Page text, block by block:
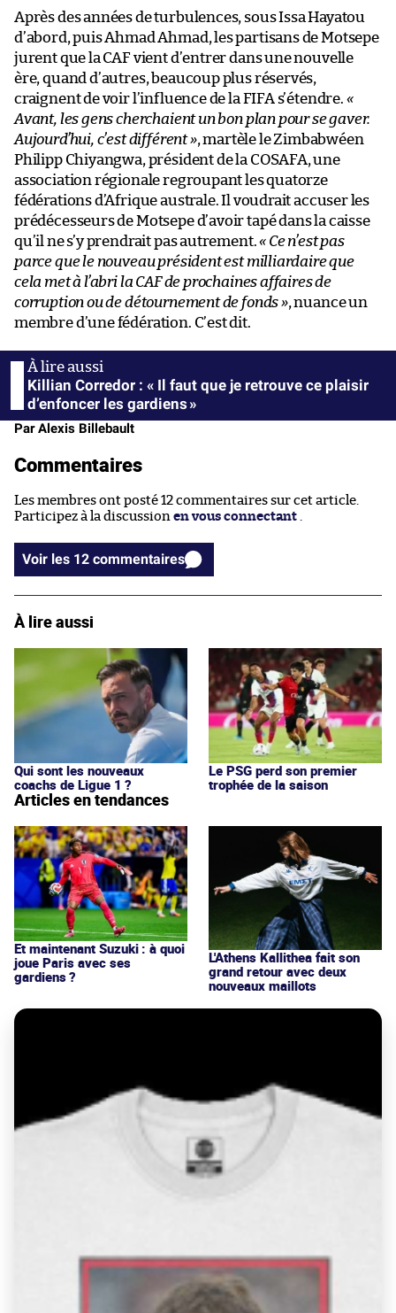
Après des années de turbulences, sous Issa Hayatou
d’abord, puis Ahmad Ahmad, les partisans de Motsepe
jurent que la CAF vient d’entrer dans une nouvelle
ère, quand d’autres, beaucoup plus réservés,
craignent de voir l’influence de la FIFA s’étendre. «
Avant, les gens cherchaient un bon plan pour se gaver.
Aujourd’hui, c’est différent », martèle le Zimbabwéen
Philipp Chiyangwa, président de la COSAFA, une
association régionale regroupant les quatorze
fédérations d’Afrique australe. Il voudrait accuser les
prédécesseurs de Motsepe d’avoir tapé dans la caisse
qu’il ne s’y prendrait pas autrement.« Ce n’est pas
parce que le nouveau président est milliardaire que
cela met à l’abri la CAF de prochaines affaires de
corruption ou de détournement de fonds », nuance un
membre d’une fédération. C’est dit.
Killian Corredor : « Il faut que je retrouve ce plaisir
d’enfoncer les gardiens »
Par Alexis Billebault
Commentaires
Les membres ont posté 12 commentaires sur cet article.
Participez à la discussion en vous connectant
Voir les 12 commentaires
À lire aussi
Qui sont les nouveaux
coachs de Ligue 1 ?
Le PSG perd son premier
trophée de la saison
Articles en tendances
Et maintenant Suzuki : à quoi
joue Paris avec ses
gardiens ?
L'Athens Kallithea fait son
grand retour avec deux
nouveaux maillots